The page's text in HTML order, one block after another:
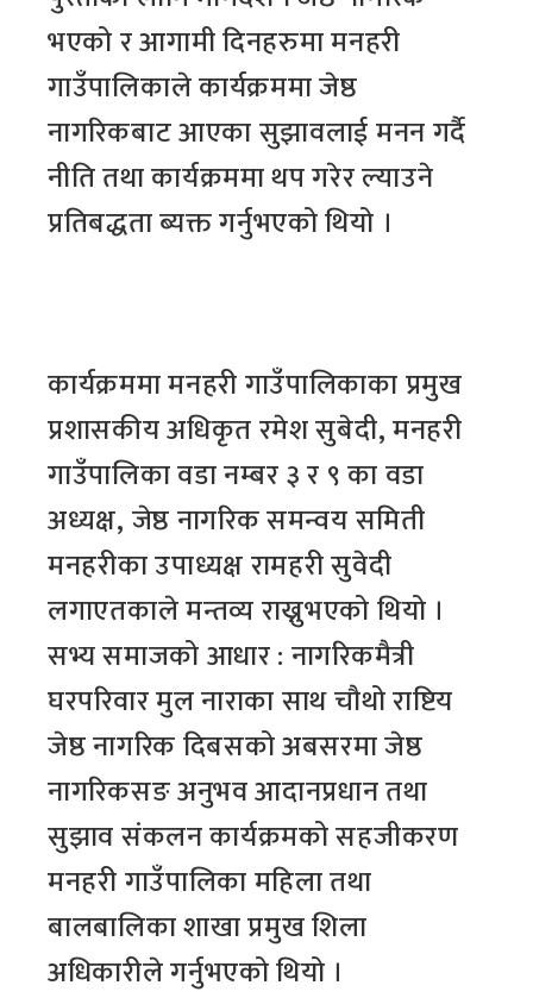
भएको र आगामी दिनहरुमा मनहरी
गाउँपालिकाले कार्यक्रममा जेष्ठ
नागरिकबाट आएका सुझावलाई मनन गर्दै
नीति तथा कार्यक्रममा थप गरेर ल्याउने
प्रतिबद्धता ब्यक्त गर्नुभएको थियो ।
कार्यक्रममा मनहरी गाउँपालिकाका प्रमुख
प्रशासकीय अधिकृत रमेश सुबेदी, मनहरी
गाउँपालिका वडा नम्बर ३ र ९ का वडा
अध्यक्ष, जेष्ठ नागरिक समन्वय समिती
मनहरीका उपाध्यक्ष रामहरी सुवेदी
लगाएतकाले मन्तव्य राख्नुभएको थियो ।
सभ्य समाजको आधार : नागरिकमैत्री
घरपरिवार मुल नाराका साथ चौथो राष्टिय
जेष्ठ नागरिक दिबसको अबसरमा जेष्ठ
नागरिकसङ अनुभव आदानप्रधान तथा
सुझाव संकलन कार्यक्रमको सहजीकरण
मनहरी गाउँपालिका महिला तथा
बालबालिका शाखा प्रमुख शिला
अधिकारीले गर्नुभएको थियो ।